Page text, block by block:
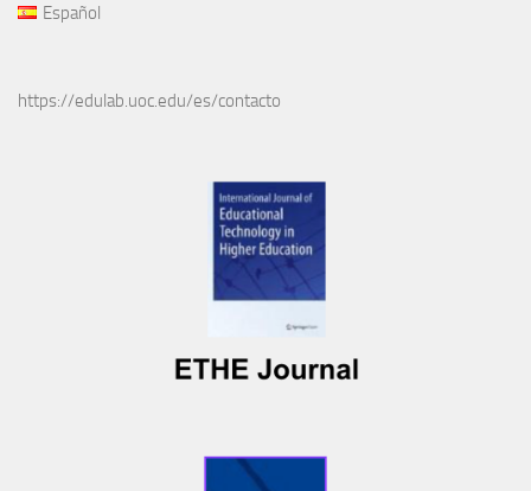
Español
https://edulab.uoc.edu/es/contacto